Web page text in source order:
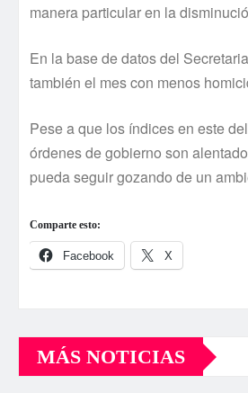
manera particular en la
En la base de datos del
también el mes con menos
Pese a que los í­ndices en este
órdenes de gobierno son
pueda seguir gozando de un
Comparte esto:
Facebook X
MÁS NOTICIAS